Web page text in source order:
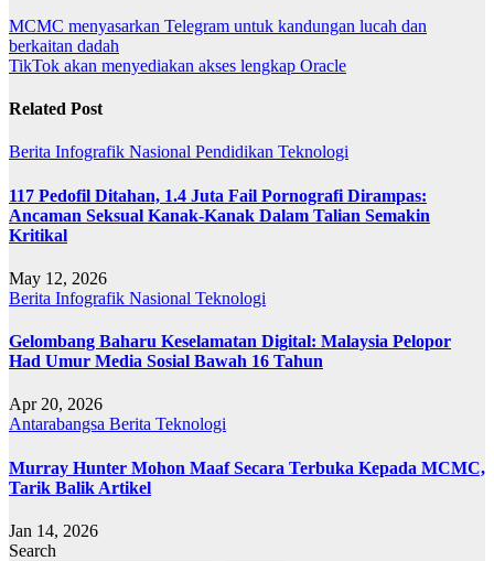
Post
navigation
MCMC menyasarkan Telegram untuk kandungan lucah dan
berkaitan dadah
TikTok akan menyediakan akses lengkap Oracle
Related Post
Berita Infografik Nasional Pendidikan Teknologi
117 Pedofil Ditahan, 1.4 Juta Fail Pornografi Dirampas:
Ancaman Seksual Kanak-Kanak Dalam Talian Semakin
Kritikal
May 12, 2026
Berita Infografik Nasional Teknologi
Gelombang Baharu Keselamatan Digital: Malaysia Pelopor
Had Umur Media Sosial Bawah 16 Tahun
Apr 20, 2026
Antarabangsa Berita Teknologi
Murray Hunter Mohon Maaf Secara Terbuka Kepada MCMC,
Tarik Balik Artikel
Jan 14, 2026
Search